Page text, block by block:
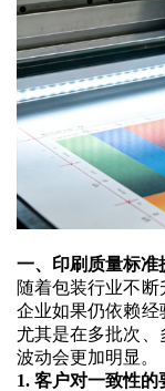
一、印刷质量标准
随着包装行业不断
企业如果仍依赖经
尤其是在多批次
波动会更加明显。
1. 客户对一致性的